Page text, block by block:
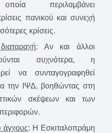
περιλαμβάνει
πανικού και συνεχή
κρίσεις.
: Αν και άλλοι
συχνότερα, η
να συνταγογραφηθεί
την ΙΨΔ, βοηθώντας στη
σκέψεων και των
άγχους: Η Εσκιταλοπράμη